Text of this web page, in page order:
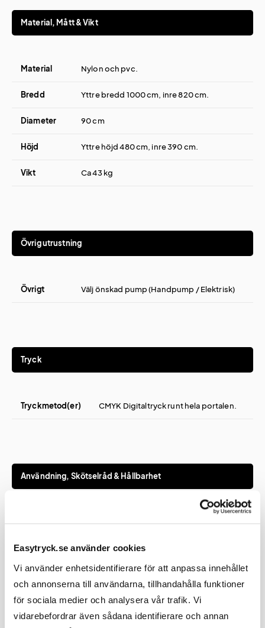
Easytryck.se använder cookies
Vi använder enhetsidentifierare för att anpassa innehållet
och annonserna till användarna, tillhandahålla funktioner
för sociala medier och analysera vår trafik. Vi
vidarebefordrar även sådana identifierare och annan
Material, Mått & Vikt
Material Nylon och pvc.
Bredd Yttre bredd 1000 cm, inre 820 cm.
Diameter 90 cm
Höjd Yttre höjd 480 cm, inre 390 cm.
Vikt Ca 43 kg
Övrig utrustning
Övrigt Välj önskad pump (Handpump / Elektrisk)
Tryck
Tryckmetod(er) CMYK Digitaltryck runt hela portalen.
Användning, Skötselråd & Hållbarhet
Rengöring
Ljummet vatten. Räcker inte det, använd lite